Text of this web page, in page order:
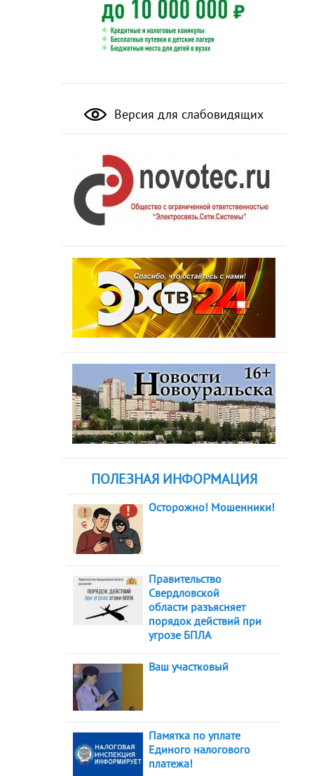
Версия для слабовидящих
ПОЛЕЗНАЯ ИНФОРМАЦИЯ
Осторожно! Мошенники!
Правительство
Свердловской
области разъясняет
порядок действий при
угрозе БПЛА
Ваш участковый
Памятка по уплате
Единого налогового
платежа!